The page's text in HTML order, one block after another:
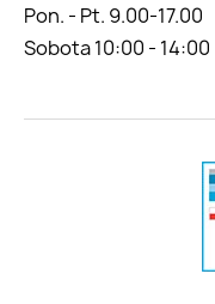
Pon. - Pt. 9.00-17.00
Sobota 10:00 - 14:00